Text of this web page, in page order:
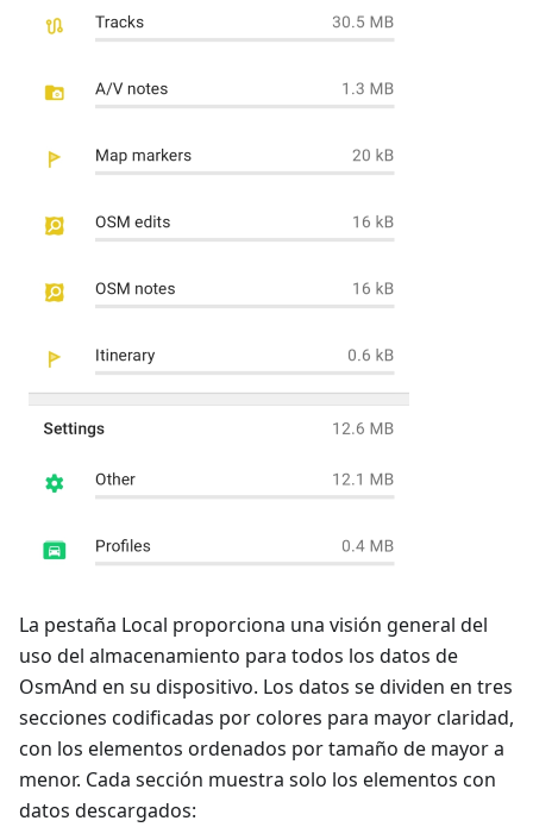
La pestaña Local proporciona una visión general del
uso del almacenamiento para todos los datos de
OsmAnd en su dispositivo. Los datos se dividen en tres
secciones codificadas por colores para mayor claridad,
con los elementos ordenados por tamaño de mayor a
menor. Cada sección muestra solo los elementos con
datos descargados: